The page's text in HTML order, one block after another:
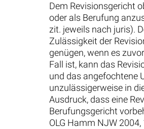
Dem Revisionsgericht
oder als Berufung
zit. jeweils nach juris).
Zulässigkeit der
genügen, wenn es
Fall ist, kann das
und das angefochtene
unzulässigerweise in
Ausdruck, dass eine
Berufungsgericht
OLG Hamm NJW 2004,